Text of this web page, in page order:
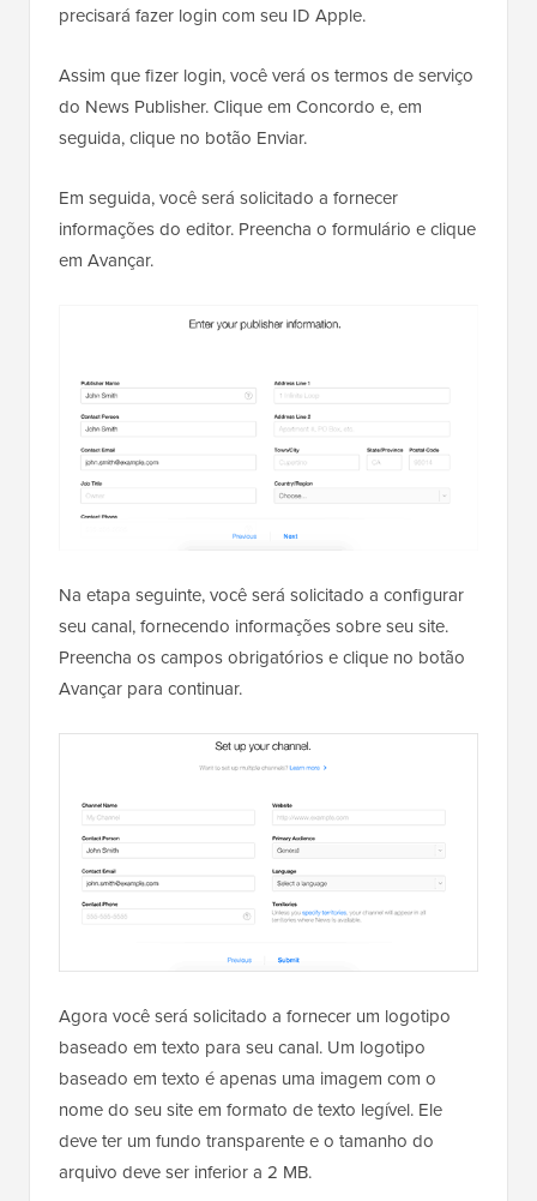
precisará fazer login com seu ID Apple.
Assim que fizer login, você verá os termos de serviço
do News Publisher. Clique em Concordo e, em
seguida, clique no botão Enviar.
Em seguida, você será solicitado a fornecer
informações do editor. Preencha o formulário e clique
em Avançar.
Na etapa seguinte, você será solicitado a configurar
seu canal, fornecendo informações sobre seu site.
Preencha os campos obrigatórios e clique no botão
Avançar para continuar.
Agora você será solicitado a fornecer um logotipo
baseado em texto para seu canal. Um logotipo
baseado em texto é apenas uma imagem com o
nome do seu site em formato de texto legível. Ele
deve ter um fundo transparente e o tamanho do
arquivo deve ser inferior a 2 MB.